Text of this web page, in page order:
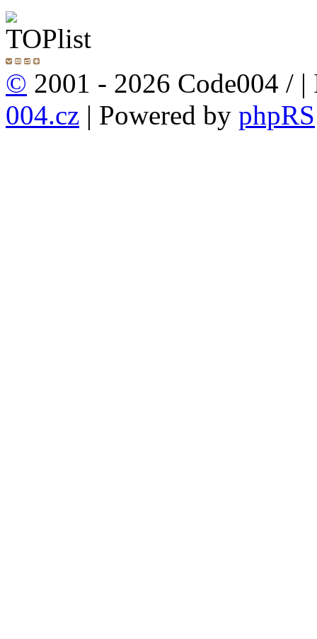
© 2001 - 2026 Code004 / |
004.cz | Powered by phpRS